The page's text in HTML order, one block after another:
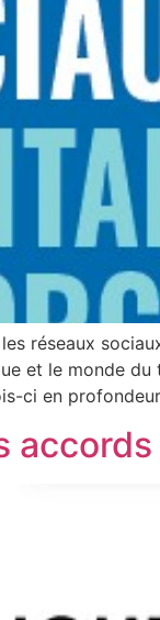
réseaux
et le monde
ci en